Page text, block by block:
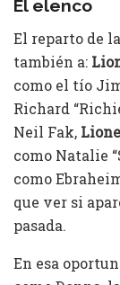
El elenco
El reparto de
también a:
como el tío
Richard
Neil Fak,
como Natalie
como
que ver si
pasada.
En esa